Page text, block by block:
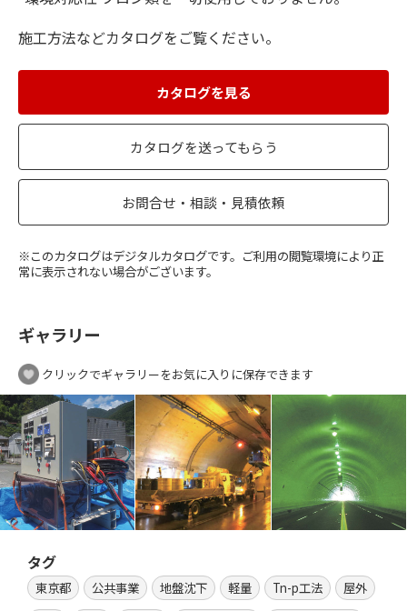
施工方法などカタログをご覧ください。
カタログを見る
カタログを送ってもらう
お問合せ・相談・見積依頼
※このカタログはデジタルカタログです。ご利用の閲覧環境により正
常に表示されない場合がございます。
ギャラリー
クリックでギャラリーをお気に入りに保存できます
タグ
東京都 公共事業 地盤沈下 軽量 Tn-p工法
屋外